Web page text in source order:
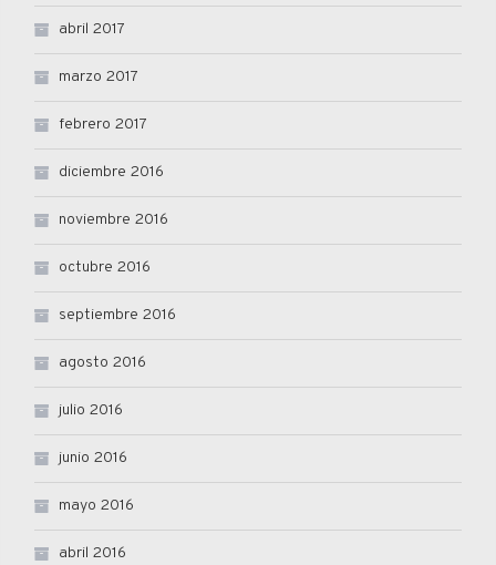
abril 2017
marzo 2017
febrero 2017
diciembre 2016
noviembre 2016
octubre 2016
septiembre 2016
agosto 2016
julio 2016
junio 2016
mayo 2016
abril 2016